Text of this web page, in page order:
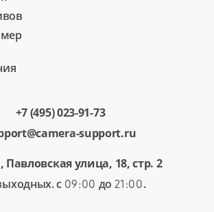
+7 (495) 023-91-73
support.ru
Павловская улица, 18, стр. 2
с 09:00 до 21:00.